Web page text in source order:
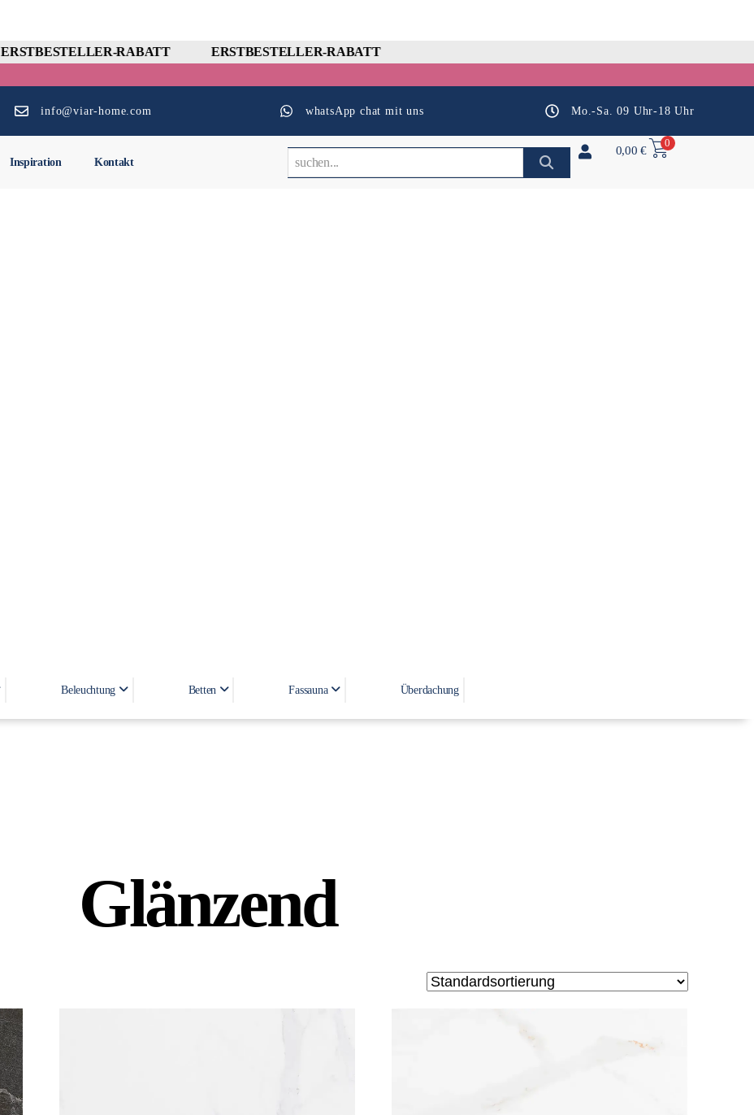
ERSTBESTELLER-RABATT
ERSTBESTELLER-RABATT
info@viar-home.com whatsApp chat mit uns Mo.-Sa. 09 Uhr-18 Uhr
Inspiration Kontakt
0,00€
0
Beleuchtung Betten Fassauna Überdachung
Glänzend